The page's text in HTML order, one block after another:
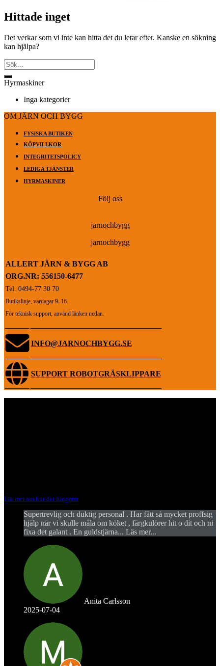
Hittade inget
Det verkar som vi inte kan hitta det du letar efter. Kanske en sökning
kan hjälpa?
Hyrmaskiner
Inga kategorier
OM JÄRN OCH BYGG
FYSISKA BUTIKEN
KÖPVILLKOR
INTEGRITETSPOLICY
LEDIGA TJÄNSTER
HYRMASKINER
Följ oss
jarnochbygg
jarnochbygg
ALLERT JÄRN & BYGG AB
ORG.NR: 556150-6477
Tel. 0494-77 30 70
Butikslinje, vardagar 9–16.
För teknisk support, använd länken nedan.
INFO@JARNOCHBYGG.SE
SUPPORT ROBOTGRÄSKLIPPARE
Läs mer om hur det fungerar
Supertrevlig och duktig personal . Har fått så mycket proffsig
hjälp när vi skulle måla om köket , färgkulörer hit o dit och ni
fixa det galant . En guldstjärna... Läs mer...
Anita Carlsson
2025-07-04